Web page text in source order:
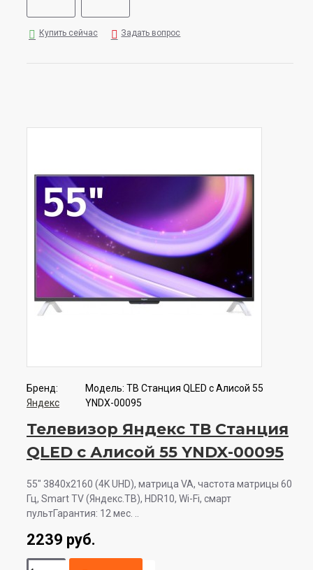
Купить сейчас Задать вопрос
Бренд:
Яндекс
Модель: ТВ Станция QLED с Алисой 55
YNDX-00095
Телевизор Яндекс ТВ Станция
QLED с Алисой 55 YNDX-00095
55" 3840x2160 (4K UHD), матрица VA, частота матрицы 60
Гц, Smart TV (Яндекс.ТВ), HDR10, Wi-Fi, смарт
пультГарантия: 12 мес. ..
2239 руб.